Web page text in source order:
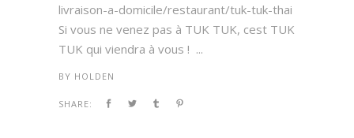
livraison-a-domicile/restaurant/tuk-tuk-thai
Si vous ne venez pas à TUK TUK, cest TUK
TUK qui viendra à vous ! ...
BY HOLDEN
SHARE: